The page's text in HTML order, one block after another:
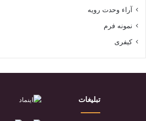
آراء وحدت رویه
نمونه فرم
کیفری
تبلیغات